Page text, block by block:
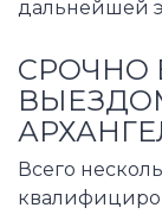
дальнейшей
СРОЧНО
Всего